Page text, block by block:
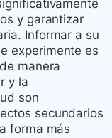
y garantizar
Informar a su
experimente es
manera
y la
son
secundarios
forma más